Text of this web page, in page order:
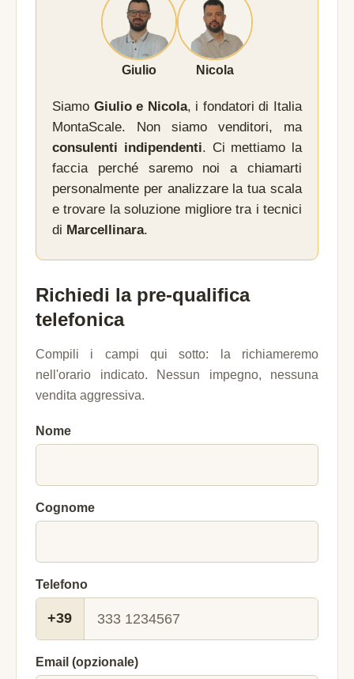
Giulio Nicola
Siamo Giulio e Nicola, i fondatori di Italia
MontaScale. Non siamo venditori, ma
consulenti indipendenti. Ci mettiamo la
faccia perché saremo noi a chiamarti
personalmente per analizzare la tua scala
e trovare la soluzione migliore tra i tecnici
di Marcellinara.
Richiedi la pre-qualifica
telefonica
Compili i campi qui sotto: la richiameremo
nell'orario indicato. Nessun impegno, nessuna
vendita aggressiva.
Nome
Cognome
Telefono
+39
Email (opzionale)